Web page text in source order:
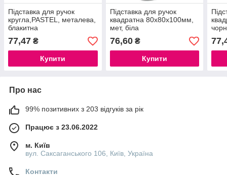
Підставка для ручок
кругла,PASTEL, металева,
блакитна
77,47 ₴
Купити
Підставка для ручок
квадратна 80х80х100мм,
мет, біла
76,60₴
Купити
Про нас
99% позитивних з 203 відгуків за рік
Працює з 23.06.2022
м. Київ
вул. Саксаганського 106, Київ, Україна
Контакти